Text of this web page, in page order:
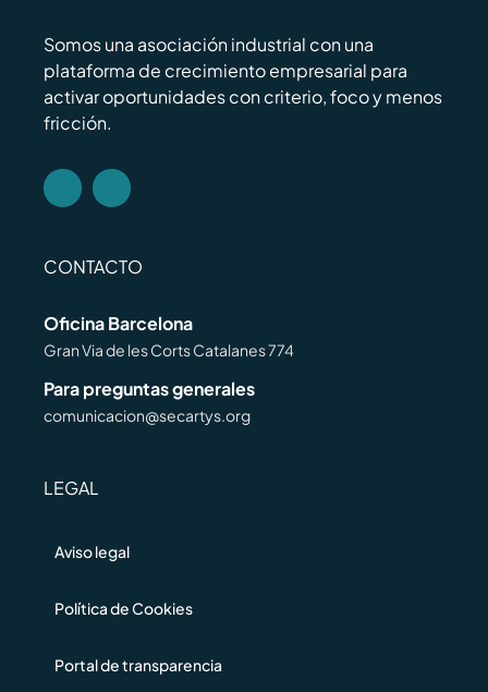
Somos una asociación industrial con una
plataforma de crecimiento empresarial para
activar oportunidades con criterio, foco y menos
fricción.
CONTACTO
Oficina Barcelona
Gran Via de les Corts Catalanes 774
Para preguntas generales
comunicacion@secartys.org
LEGAL
Aviso legal
Política de Cookies
Portal de transparencia